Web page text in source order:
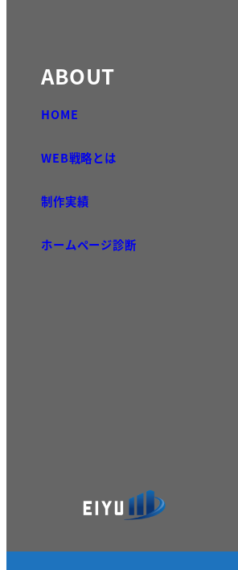
ABOUT
HOME
WEB戦略とは
制作実績
ホームページ診断